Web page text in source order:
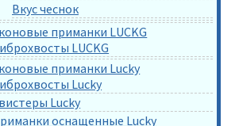
Вкус чеснок
приманки LUCKG
LUCKG
приманки Lucky
Lucky
Lucky
оснащенные Lucky